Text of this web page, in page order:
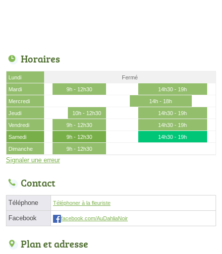
Horaires
Lundi
Fermé
Mardi
9h - 12h30
14h30 - 19h
Mercredi
14h - 18h
Jeudi
10h - 12h30
14h30 - 19h
Vendredi
9h - 12h30
14h30 - 19h
Samedi
9h - 12h30
14h30 - 19h
Dimanche
9h - 12h30
Signaler une erreur
Contact
Téléphone Téléphoner à la fleuriste
Facebook facebook.com/AuDahliaNoir
Plan et adresse